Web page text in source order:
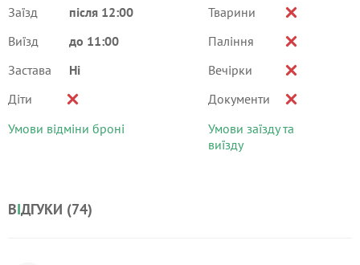
Заїзд
після 12:00
Виїзд
до 11:00
Застава
Ні
Діти
Умови відміни броні
Тварини
Паління
Вечірки
Документи
Умови заїзду та
виїзду
ВІДГУКИ (74)